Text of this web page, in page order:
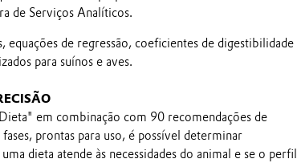
de Serviços Analíticos.
de regressão, coeficientes de digestibilidade
para suínos e aves.
em combinação com 90 recomendações de
prontas para uso, é possível determinar
dieta atende às necessidades do animal e se o perfil